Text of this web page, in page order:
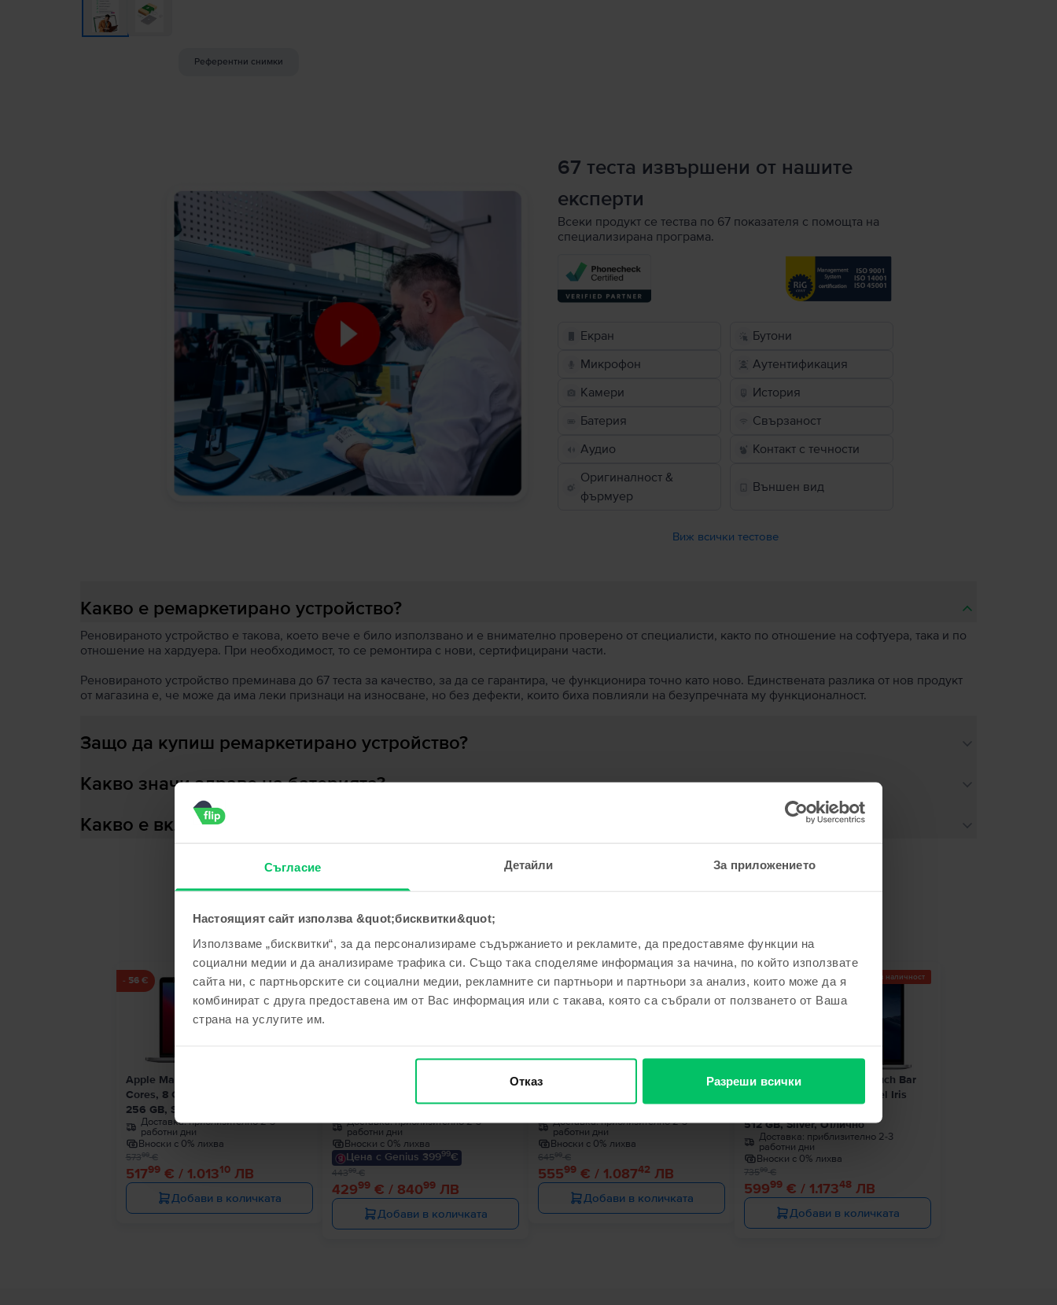
Съгласие Детайли За приложението
Настоящият сайт използва &quot;бисквитки&quot;
Използваме „бисквитки“, за да персонализираме съдържанието и рекламите, да предоставяме функции на
социални медии и да анализираме трафика си. Също така споделяме информация за начина, по който използвате
сайта ни, с партньорските си социални медии, рекламните си партньори и партньори за анализ, които може да я
комбинират с друга предоставена им от Вас информация или с такава, която са събрали от ползването от Ваша
страна на услугите им.
Отказ Разреши всички
Референтни снимки
67 теста извършени от нашите
експерти
Всеки продукт се тества по 67 показателя с помощта на
специализирана програма.
Екран
Бутони
Микрофон
Аутентификация
Камери
История
Батерия
Свързаност
Аудио
Контакт с течности
Оригиналност &
фърмуер
Външен вид
Виж всички тестове
Какво е ремаркетирано устройство?
Реновираното устройство е такова, което вече е било използвано и е внимателно проверено от специалисти, както по отношение на софтуера, така и по
отношение на хардуера. При необходимост, то се ремонтира с нови, сертифицирани части.
Реновираното устройство преминава до 67 теста за качество, за да се гарантира, че функционира точно като ново. Единствената разлика от нов продукт
от магазина е, че може да има леки признаци на износване, но без дефекти, които биха повлияли на безупречната му функционалност.
Защо да купиш ремаркетирано устройство?
Какво значи здраве на батерията?
Какво е включено в кутията?
Сходни продукти с твоето търсене
- 56 €
Apple MacBook Pro 13″ 2020, M1 8
Cores, 8 GB, 8 core GPU
256 GB, Space Gray, Много добро
Доставка:приблизително 2-3
работни дни
Вноски с 0% лихва
51799€ / 1.01310ЛВ
57399€
Добави в количката
- 14 €
Доставка:приблизително 2-3
работни дни
Вноски с 0% лихва
Цена с Genius 39999€
42999€ / 84099ЛВ
44399€
Добави в количката
- 90 €
Apple MacBook Pro 13″ 2020, M1 8
Доставка:приблизително 2-3
работни дни
Вноски с 0% лихва
55599 € / 1.08742 ЛВ
64599€
Добави в количката
- 136 € Последен в наличност
Apple MacBook Pro 13″ Touch Bar
2019, i7 2.8 GHz, 8 GB, Intel Iris
512 GB, Silver, Отлично
Доставка: приблизително 2-3
работни дни
Вноски с 0% лихва
59999 € / 1.17348 ЛВ
73599€
Добави в количката